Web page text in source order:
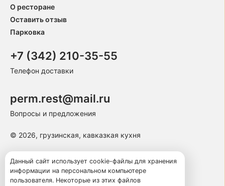
О ресторане
Оставить отзыв
Парковка
+7 (342) 210-35-55
Телефон доставки
perm.rest@mail.ru
Вопросы и предложения
© 2026, грузинская, кавказкая кухня
Пользовательское соглашение
Политика конфиденциальности
Данный сайт использует cookie-файлы для хранения
информации на персональном компьютере
пользователя. Некоторые из этих файлов